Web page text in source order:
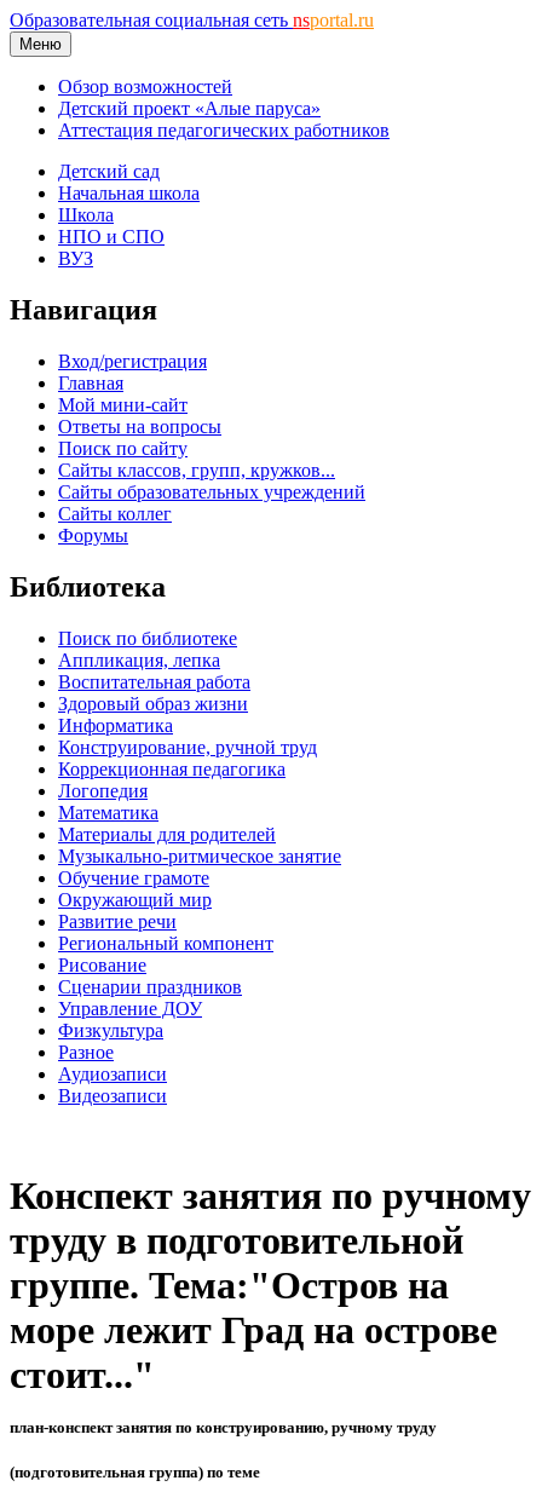
Образовательная социальная сеть nsportal.ru
Меню
Обзор возможностей
Детский проект «Алые паруса»
Аттестация педагогических работников
Детский сад
Начальная школа
Школа
НПО и СПО
ВУЗ
Навигация
Вход/регистрация
Главная
Мой мини-сайт
Ответы на вопросы
Поиск по сайту
Сайты классов, групп, кружков...
Сайты образовательных учреждений
Сайты коллег
Форумы
Библиотека
Поиск по библиотеке
Аппликация, лепка
Воспитательная работа
Здоровый образ жизни
Информатика
Конструирование, ручной труд
Коррекционная педагогика
Логопедия
Математика
Материалы для родителей
Музыкально-ритмическое занятие
Обучение грамоте
Окружающий мир
Развитие речи
Региональный компонент
Рисование
Сценарии праздников
Управление ДОУ
Физкультура
Разное
Аудиозаписи
Видеозаписи
Конспект занятия по ручному
труду в подготовительной
группе. Тема:"Остров на
море лежит Град на острове
стоит..."
план-конспект занятия по конструированию, ручному труду
(подготовительная группа) по теме